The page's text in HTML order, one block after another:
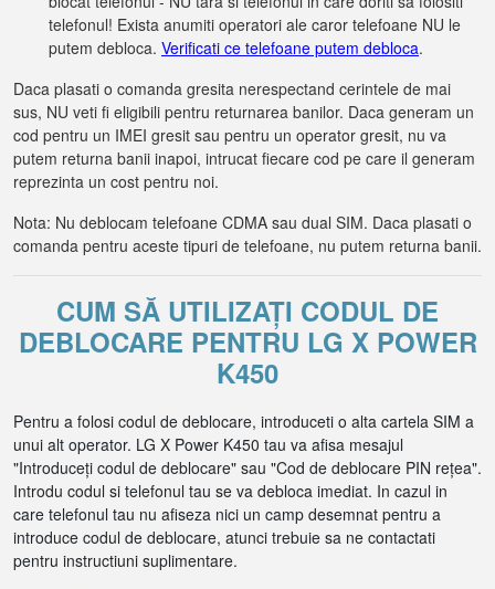
telefonul! Exista anumiti operatori ale caror telefoane NU le
putem debloca. Verificati ce telefoane putem debloca.
Daca plasati o comanda gresita nerespectand cerintele de mai
sus, NU veti fi eligibili pentru returnarea banilor. Daca generam un
cod pentru un IMEI gresit sau pentru un operator gresit, nu va
putem returna banii inapoi, intrucat fiecare cod pe care il generam
reprezinta un cost pentru noi.
Nota: Nu deblocam telefoane CDMA sau dual SIM. Daca plasati o
comanda pentru aceste tipuri de telefoane, nu putem returna banii.
CUM SĂ UTILIZAȚI CODUL DE
DEBLOCARE PENTRU LG X POWER
K450
Pentru a folosi codul de deblocare, introduceti o alta cartela SIM a
unui alt operator. LG X Power K450 tau va afisa mesajul
"Introduceți codul de deblocare" sau "Cod de deblocare PIN rețea".
Introdu codul si telefonul tau se va debloca imediat. In cazul in
care telefonul tau nu afiseza nici un camp desemnat pentru a
introduce codul de deblocare, atunci trebuie sa ne contactati
pentru instructiuni suplimentare.